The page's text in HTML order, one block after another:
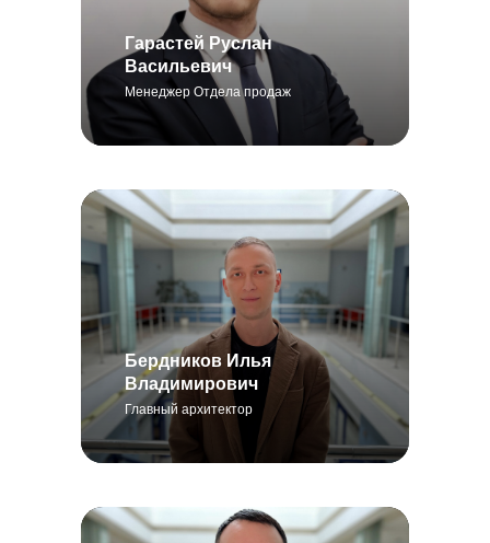
Гарастей Руслан
Васильевич
Менеджер Отдела продаж
Бердников Илья
Владимирович
Главный архитектор